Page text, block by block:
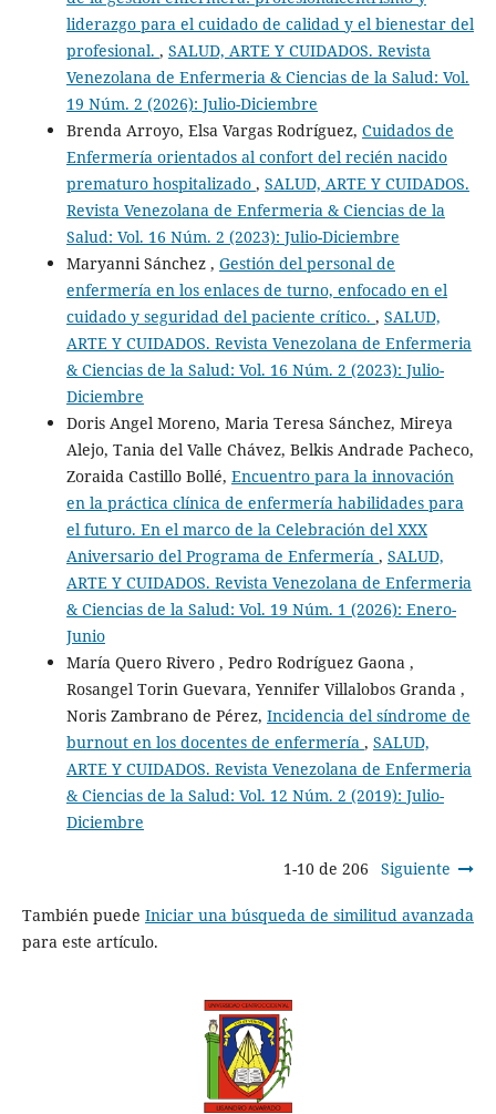
liderazgo para el cuidado de calidad y el bienestar del
profesional. , SALUD, ARTE Y CUIDADOS. Revista
Venezolana de Enfermeria & Ciencias de la Salud: Vol.
19 Núm. 2 (2026): Julio-Diciembre
Brenda Arroyo, Elsa Vargas Rodríguez, Cuidados de
Enfermería orientados al confort del recién nacido
prematuro hospitalizado , SALUD, ARTE Y CUIDADOS.
Revista Venezolana de Enfermeria & Ciencias de la
Salud: Vol. 16 Núm. 2 (2023): Julio-Diciembre
Maryanni Sánchez , Gestión del personal de
enfermería en los enlaces de turno, enfocado en el
cuidado y seguridad del paciente crítico. , SALUD,
ARTE Y CUIDADOS. Revista Venezolana de Enfermeria
& Ciencias de la Salud: Vol. 16 Núm. 2 (2023): Julio-
Diciembre
Doris Angel Moreno, Maria Teresa Sánchez, Mireya
Alejo, Tania del Valle Chávez, Belkis Andrade Pacheco,
Zoraida Castillo Bollé, Encuentro para la innovación
en la práctica clínica de enfermería habilidades para
el futuro. En el marco de la Celebración del XXX
Aniversario del Programa de Enfermería , SALUD,
ARTE Y CUIDADOS. Revista Venezolana de Enfermeria
& Ciencias de la Salud: Vol. 19 Núm. 1 (2026): Enero-
Junio
María Quero Rivero , Pedro Rodríguez Gaona ,
Rosangel Torin Guevara, Yennifer Villalobos Granda ,
Noris Zambrano de Pérez, Incidencia del síndrome de
burnout en los docentes de enfermería , SALUD,
ARTE Y CUIDADOS. Revista Venezolana de Enfermeria
& Ciencias de la Salud: Vol. 12 Núm. 2 (2019): Julio-
Diciembre
1-10 de 206 Siguiente
También puede Iniciar una búsqueda de similitud avanzada
para este artículo.